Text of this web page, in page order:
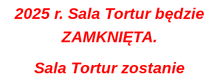
2025 r. Sala Tortur będzie
ZAMKNIĘTA.
Sala Tortur zostanie